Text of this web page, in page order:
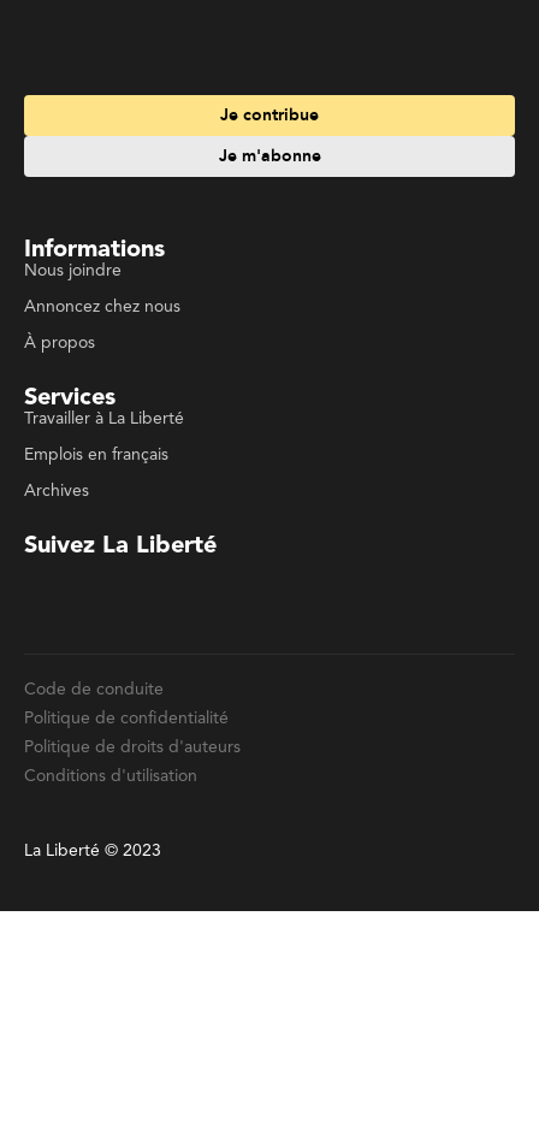
Informations
Services
Travailler à La Liberté
Emplois en français
Suivez La Liberté